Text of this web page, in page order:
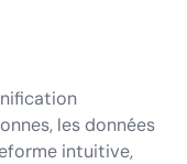
les données
intuitive,